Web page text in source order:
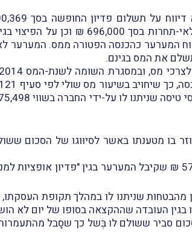
בו מטענתו באשר לסיוּוגו של הסכום
נותרו, אפוא, להכרעה שתי סוגיות: האחת, נוגעת לסיווג הפיצוי בסך 571,000 ₪
שניתנו לו במהלך תקופת העסקתו,
₪, טוען המערער, כי מדובר בסכום סביר ששולם לו בְּשל